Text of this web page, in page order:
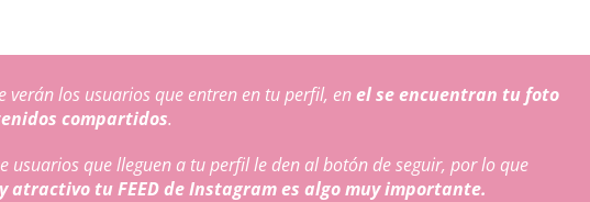
verán los usuarios que entren en tu perfil, enel se encuentran tu foto
compartidos.
usuarios que lleguen a tu perfil le den al botón de seguir, por lo que
atractivo tu FEED de Instagram es algo muy importante.